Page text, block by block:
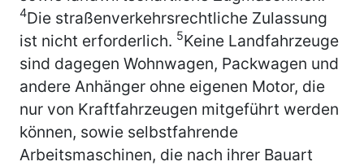
4Die straßenverkehrsrechtliche Zulassung
ist nicht erforderlich. 5Keine Landfahrzeuge
sind dagegen Wohnwagen, Packwagen und
andere Anhänger ohne eigenen Motor, die
nur von Kraftfahrzeugen mitgeführt werden
können, sowie selbstfahrende
Arbeitsmaschinen, die nach ihrer Bauart